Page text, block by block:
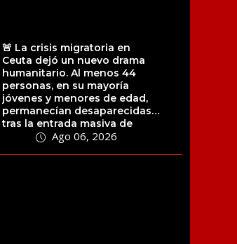
🚨 La crisis migratoria en
Ceuta dejó un nuevo drama
humanitario. Al menos 44
personas, en su mayoría
jóvenes y menores de edad,
permanecían desaparecidas
tras la entrada masiva de
migrantes...Ago 06, 2026